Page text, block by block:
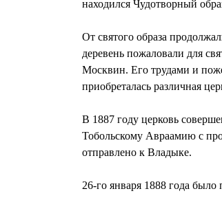
находился Чудотворный
От святого образа
деревень пожаловали для
Москвин. Его трудами и
приобреталась различная
В 1887 году церковь
Тобольскому Авраамию с
отправлено к Владыке.
26-го января 1888 года